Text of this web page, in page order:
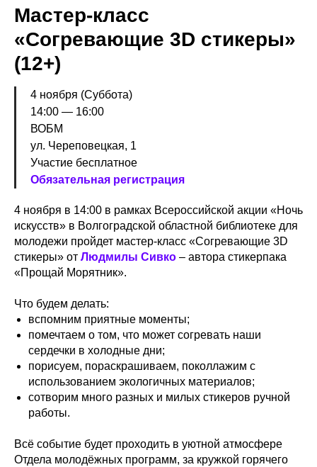
Мастер-класс
«Согревающие 3D стикеры»
(12+)
4 ноября (Суббота)
14:00 — 16:00
ВОБМ
ул. Череповецкая, 1
Участие бесплатное
Обязательная регистрация
4 ноября в 14:00 в рамках Всероссийской акции «Ночь
искусств» в Волгоградской областной библиотеке для
молодежи пройдет мастер-класс «Согревающие 3D
стикеры» от Людмилы Сивко – автора стикерпака
«Прощай Морятник».
Что будем делать:
вспомним приятные моменты;
помечтаем о том, что может согревать наши
сердечки в холодные дни;
порисуем, пораскрашиваем, поколлажим с
использованием экологичных материалов;
сотворим много разных и милых стикеров ручной
работы.
Всё событие будет проходить в уютной атмосфере
Отдела молодёжных программ, за кружкой горячего